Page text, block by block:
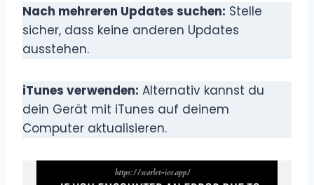
Nach mehreren Updates suchen: Stelle
sicher, dass keine anderen Updates
ausstehen.
iTunes verwenden: Alternativ kannst du
dein Gerät mit iTunes auf deinem
Computer aktualisieren.